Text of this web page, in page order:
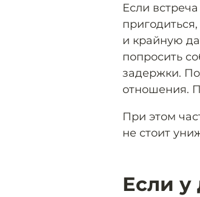
Если
и крайную
попросить
задержки.
отношения.
При этом
не стоит
Если у